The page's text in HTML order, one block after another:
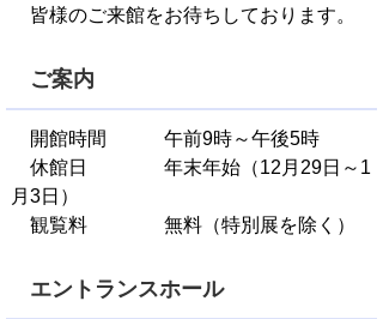
皆様のご来館をお待ちしております。
ご案内
開館時間 午前9時～午後5時
休館日 年末年始（12月29日～1
月3日）
観覧料 無料（特別展を除く）
エントランスホール